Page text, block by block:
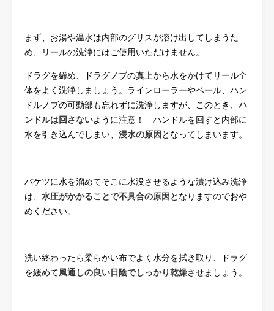
まず、お湯や温水は内部のグリスが溶け出してしまうた
め、リールの洗浄にはご使用いただけません。
ドラグを締め、ドラグノブの真上から水をかけてリール全
体をよく洗浄しましょう。ラインローラーやベール、ハン
ドルノブの可動部も忘れずに洗浄しますが、このとき、ハ
ンドルは回さないように注意！ ハンドルを回すと内部に
水を引き込んでしまい、 浸水の原因 となってしまいます。
バケツに水を溜めてそこに水没させるような漬け込み洗浄
は、 水圧がかかることで不具合の原因 となりますのでおや
めください。
洗い終わったら柔らかい布でよく水分を拭き取り、ドラグ
を緩めて風通しの良い日陰でしっかり乾燥させましょう。